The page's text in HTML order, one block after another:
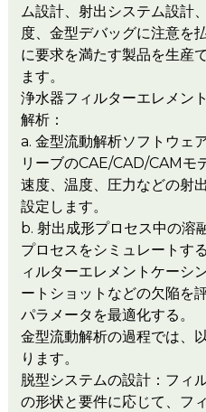
ム設計、射出システム設計
度、金型デバッグに注意を
に要求を満たす製品を生産
ます。
浄水器フィルターエレメン
解析：
a. 金型流動解析ソフトウェ
リーブのCAE/CAD/CAMモ
速度、温度、圧力などの射
設定します。
b. 射出成形プロセス中の溶
プロセスをシミュレートす
ィルターエレメントケーシ
ートショットなどの欠陥を
パラメータを最適化する。
金型流動解析の過程では、
ります。
脱型システムの設計：フィ
の形状と要件に応じて、フ